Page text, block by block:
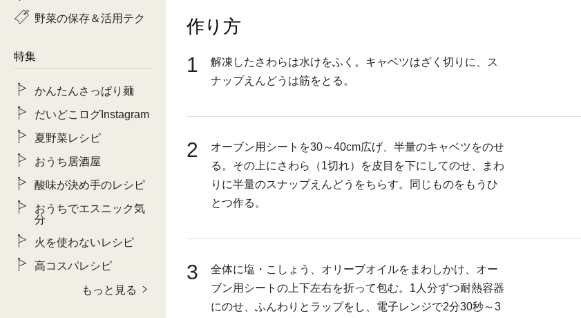
作り方
1
解凍したさわらは水けをふく。キャベツはざく切りに、ス
ナップえんどうは筋をとる。
2
オーブン用シートを30～40cm広げ、半量のキャベツをのせ
る。その上にさわら（1切れ）を皮目を下にしてのせ、まわ
りに半量のスナップえんどうをちらす。同じものをもうひ
とつ作る。
3
全体に塩・こしょう、オリーブオイルをまわしかけ、オー
ブン用シートの上下左右を折って包む。1人分ずつ耐熱容器
にのせ、ふんわりとラップをし、電子レンジで2分30秒～3
野菜の保存＆活用テク
特集
かんたんさっぱり麺
だいどこログInstagram
夏野菜レシピ
おうち居酒屋
酸味が決め手のレシピ
おうちでエスニック気
分
火を使わないレシピ
高コスパレシピ
もっと見る